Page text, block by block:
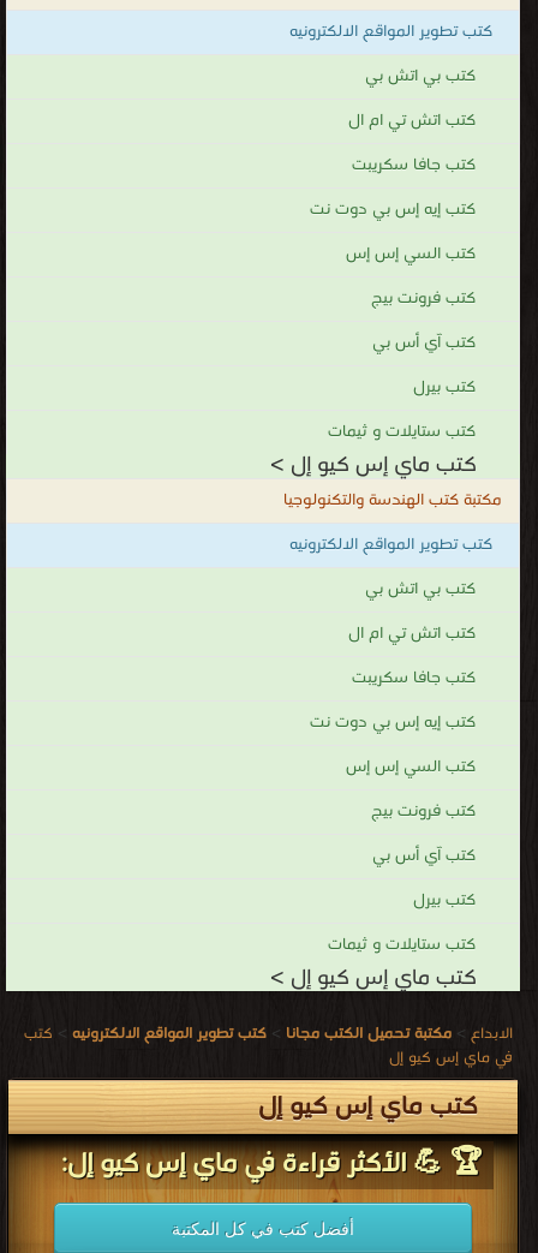
كتب تطوير المواقع الالكترونيه
كتب بي اتش بي
كتب اتش تي ام ال
كتب جافا سكريبت
كتب إيه إس بي دوت نت
كتب السي إس إس
كتب فرونت بيج
كتب آي أس بي
كتب بيرل
كتب ستايلات و ثيمات
كتب ماي إس كيو إل >
مكتبة كتب الهندسة والتكنولوجيا
كتب تطوير المواقع الالكترونيه
كتب بي اتش بي
كتب اتش تي ام ال
كتب جافا سكريبت
كتب إيه إس بي دوت نت
كتب السي إس إس
كتب فرونت بيج
كتب آي أس بي
كتب بيرل
كتب ستايلات و ثيمات
كتب ماي إس كيو إل >
الابداع > مكتبة تحميل الكتب مجانا > كتب تطوير المواقع الالكترونيه > كتب
في ماي إس كيو إل
كتب ماي إس كيو إل
🏆 💪 الأكثر قراءة في ماي إس كيو إل:
أفضل كتب في كل المكتبة